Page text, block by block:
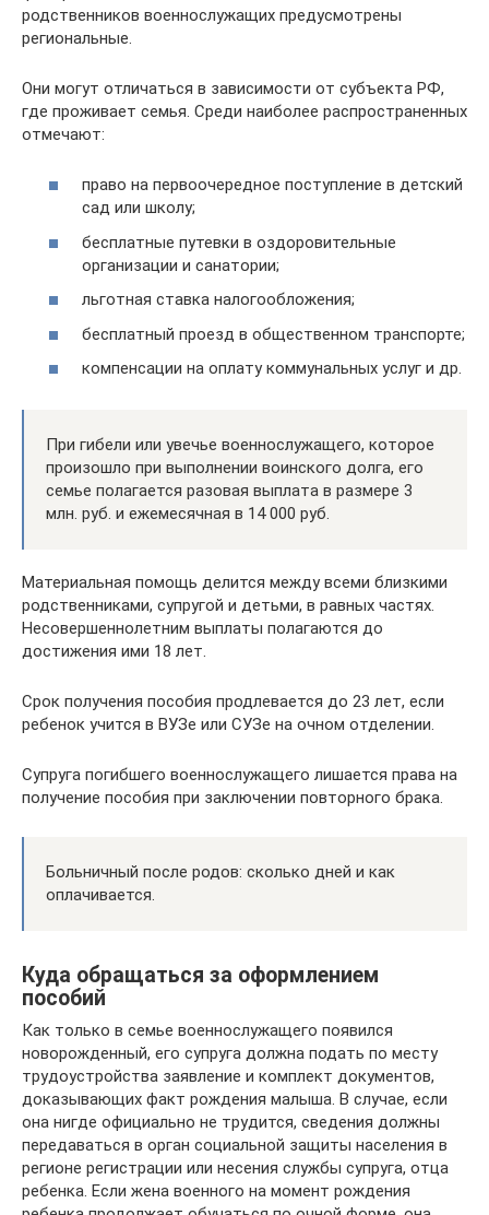
родственников военнослужащих предусмотрены
региональные.
Они могут отличаться в зависимости от субъекта РФ,
где проживает семья. Среди наиболее распространенных
отмечают:
право на первоочередное поступление в детский
сад или школу;
бесплатные путевки в оздоровительные
организации и санатории;
льготная ставка налогообложения;
бесплатный проезд в общественном транспорте;
компенсации на оплату коммунальных услуг и др.
При гибели или увечье военнослужащего, которое
произошло при выполнении воинского долга, его
семье полагается разовая выплата в размере 3
млн. руб. и ежемесячная в 14 000 руб.
Материальная помощь делится между всеми близкими
родственниками, супругой и детьми, в равных частях.
Несовершеннолетним выплаты полагаются до
достижения ими 18 лет.
Срок получения пособия продлевается до 23 лет, если
ребенок учится в ВУЗе или СУЗе на очном отделении.
Супруга погибшего военнослужащего лишается права на
получение пособия при заключении повторного брака.
Больничный после родов: сколько дней и как
оплачивается.
Куда обращаться за оформлением
пособий
Как только в семье военнослужащего появился
новорожденный, его супруга должна подать по месту
трудоустройства заявление и комплект документов,
доказывающих факт рождения малыша. В случае, если
она нигде официально не трудится, сведения должны
передаваться в орган социальной защиты населения в
регионе регистрации или несения службы супруга, отца
ребенка. Если жена военного на момент рождения